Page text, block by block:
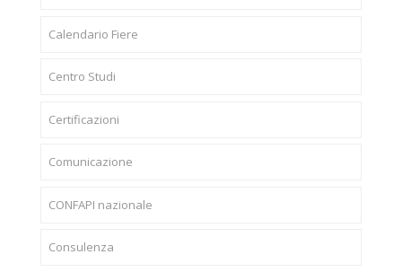
Calendario Fiere
Centro Studi
Certificazioni
Comunicazione
CONFAPI nazionale
Consulenza